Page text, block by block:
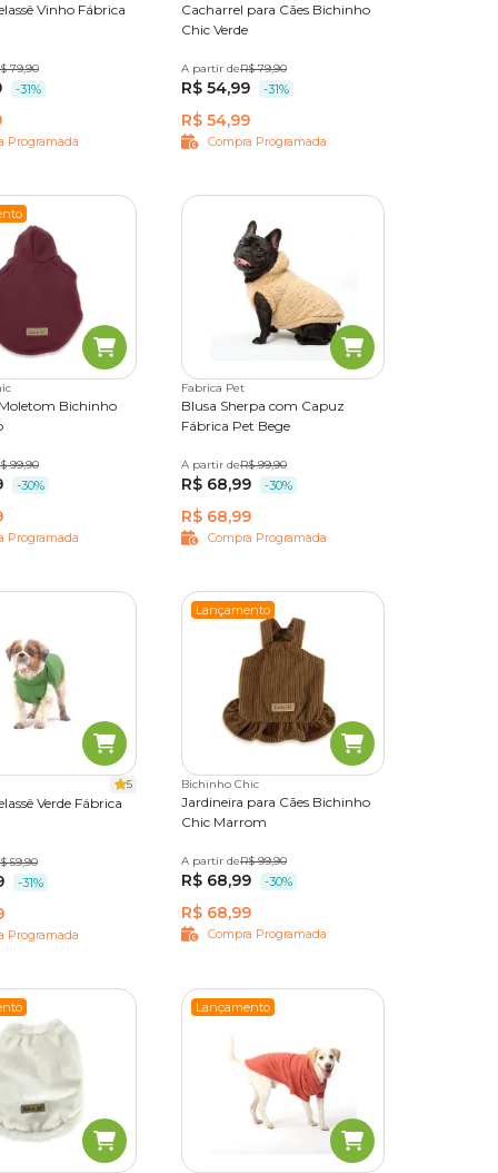
na
e
o
gato!
Vinho Fábrica
M G
79,90
-31%
Programada
Cacharrel para Cães Bichinho
Chic Verde
PP P M G
A partir deR$ 79,90
R$ 54,99 -31%
R$ 54,99
Compra Programada
Bichinho
M G
99,90
-30%
Programada
Fabrica Pet
Blusa Sherpa com Capuz
Fábrica Pet Bege
PP P M G
A partir deR$ 99,90
R$ 68,99 -30%
R$ 68,99
Compra Programada
5
Verde Fábrica
M
59,90
-31%
Programada
Lançamento
Bichinho Chic
Jardineira para Cães Bichinho
Chic Marrom
PP P M G
A partir deR$ 99,90
R$ 68,99 -30%
R$ 68,99
Compra Programada
Lançamento